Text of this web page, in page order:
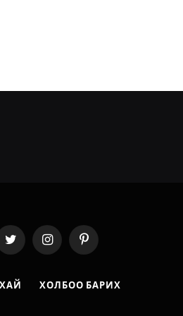
Twitter InstagramPinterest
ХОЛБОО БАРИХ